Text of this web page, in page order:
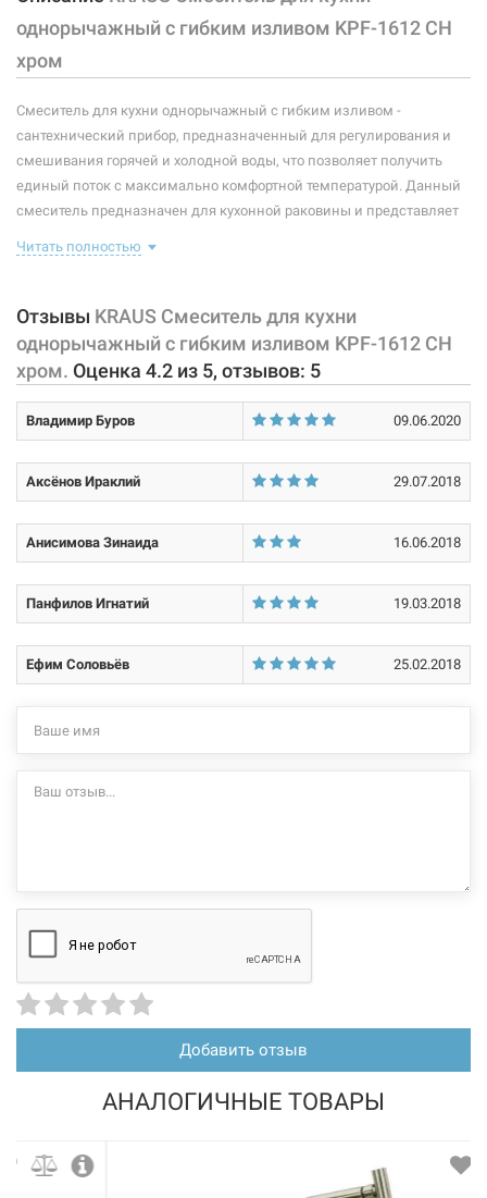
Тип смесителя (крана): однорычажный
Материал корпуса смесителя (крана): латунь
Тип излива: высокий поворотный
Способ монтажа: вертикальный на раковину
Тип затворной части:
однорычажный с гибким изливом KPF-1612 CH
хром
Смеситель для кухни однорычажный с гибким изливом -
сантехнический прибор, предназначенный для регулирования и
смешивания горячей и холодной воды, что позволяет получить
единый поток с максимально комфортной температурой. Данный
смеситель предназначен для кухонной раковины и представляет
рычага, позволяющего "запоминать" температуру воды,
смесителя - 35 мм. Гибкий шланг вращается на 360°. В корпус
встроен армированный гибкий шланг на пружине.
Характеристики и конфигурация изделия, а также комплектация
товара могут изменяться производителем без уведомления. За
внесенные производителем изменения, магазин ответственности
Читать полностью
Отзывы KRAUS Смеситель для кухни
однорычажный с гибким изливом KPF-1612 CH
хром. Оценка 4.2 из 5, отзывов: 5
Владимир Буров 09.06.2020
Аксёнов Ираклий 29.07.2018
Анисимова Зинаида 16.06.2018
Панфилов Игнатий 19.03.2018
Ефим Соловьёв 25.02.2018
Добавить отзыв
АНАЛОГИЧНЫЕ ТОВАРЫ